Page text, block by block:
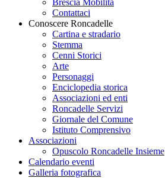
Brescia Mobilità
Contattaci
Conoscere Roncadelle
Cartina e stradario
Stemma
Cenni Storici
Arte
Personaggi
Enciclopedia storica
Associazioni ed enti
Roncadelle Servizi
Giornale del Comune
Istituto Comprensivo
Associazioni
Opuscolo Roncadelle Insieme
Calendario eventi
Galleria fotografica